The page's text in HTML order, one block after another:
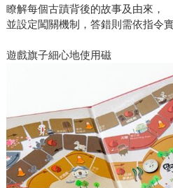
瞭解每個古蹟背後的故事及由來，
並設定闖關機制，答錯則需依指令
遊戲旗子細心地使用磁